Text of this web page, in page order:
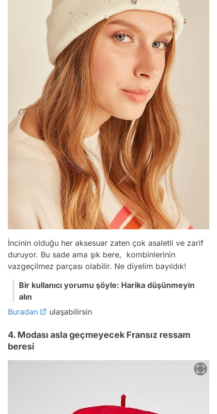
İncinin olduğu her aksesuar zaten çok asaletli ve zarif
duruyor. Bu sade ama şık bere, kombinlerinin
vazgeçilmez parçası olabilir. Ne diyelim bayıldık!
Bir kullanıcı yorumu şöyle: Harika düşünmeyin
alın
Buradan
ulaşabilirsin
4. Modası asla geçmeyecek Fransız ressam
beresi